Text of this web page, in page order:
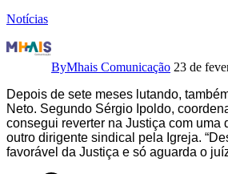
Notícias
Justiça
condena
Igreja
Mundial
do
ByMhais Comunicação 23 de
Depois de sete meses lutando,
Neto. Segundo Sérgio Ipoldo,
consegui reverter na Justiça com
outro dirigente sindical pela Igreja.
favorável da Justiça e só aguarda o